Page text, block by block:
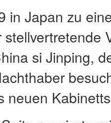
in Japan zu
si Jinping,
neuen